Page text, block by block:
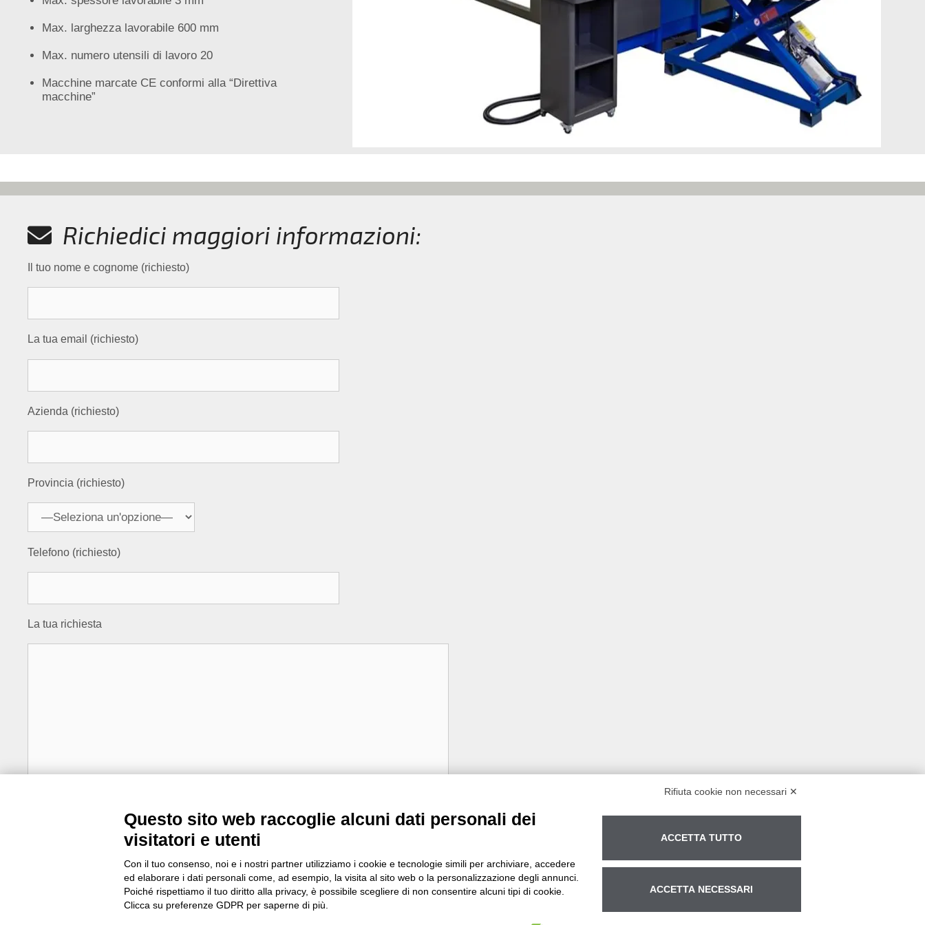
Max. larghezza lavorabile 600 mm
Max. numero utensili di lavoro 20
Macchine marcate CE conformi alla “Direttiva
macchine”
Richiedici maggiori informazioni:
Il tuo nome e cognome (richiesto)
La tua email (richiesto)
Azienda (richiesto)
Provincia (richiesto)
Telefono (richiesto)
La tua richiesta
Rifiuta cookie non necessari ✕
Questo sito web raccoglie alcuni dati personali dei
visitatori e utenti
Con il tuo consenso, noi e i nostri partner utilizziamo i cookie e tecnologie simili per archiviare, accedere
ed elaborare i dati personali come, ad esempio, la visita al sito web o la personalizzazione degli annunci.
Poiché rispettiamo il tuo diritto alla privacy, è possibile scegliere di non consentire alcuni tipi di cookie.
Clicca su preferenze GDPR per saperne di più.
ACCETTA TUTTO
ACCETTA NECESSARI